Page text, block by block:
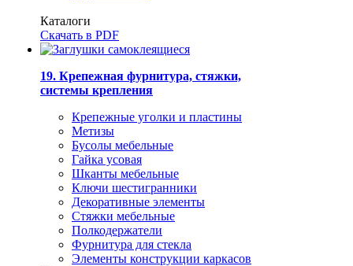
Каталоги
Скачать в PDF
19. Крепежная фурнитура, стяжки,
системы крепления
Крепежные уголки и пластины
Метизы
Бусолы мебельные
Гайка усовая
Шканты мебельные
Ключи шестигранники
Декоративные элементы
Стяжки мебельные
Полкодержатели
Фурнитура для стекла
Элементы конструкции каркасов